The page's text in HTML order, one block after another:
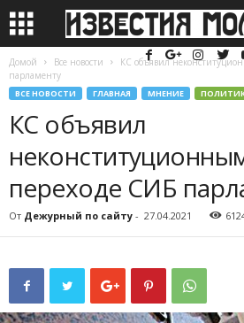
Домой Все новости
КС объявил
парламенту
ВСЕ НОВОСТИ ГЛАВНАЯ МНЕНИЕ
КС объявил
переходе СИБ
От Дежурный по сайту - 27.04.2021